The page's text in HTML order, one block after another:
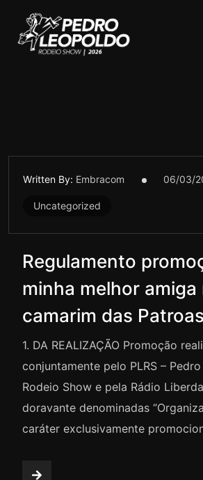
Written By: Embracom 06/03/
Uncategorized
Regulamento
minha melhor amiga
camarim das
1. DA REALIZAÇÃO Promoção
conjuntamente pelo PLRS –
Rodeio Show e pela Rádio
doravante denominadas
caráter exclusivamente